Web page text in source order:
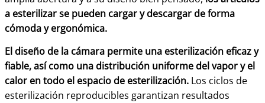
a esterilizar se pueden cargar y descargar de forma
cómoda y ergonómica.
El diseño de la cámara permite una esterilización eficaz y
fiable, así como una distribución uniforme del vapor y el
calor en todo el espacio de esterilización. Los ciclos de
esterilización reproducibles garantizan resultados